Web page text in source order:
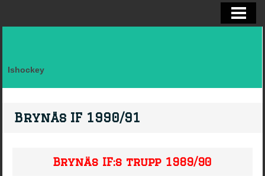
BRYNÄS SPELARSTATISTIK
Ishockey
Brynäs IF 1990/91
Brynäs IF:s trupp 1989/90